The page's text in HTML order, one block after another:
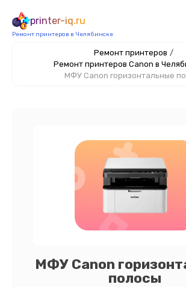
printer-iq.ru
Ремонт принтеров в Челябинске
Ремонт принтеров /
Ремонт принтеров Canon в
МФУ Canon горизонтальные
МФУ Canon
полосы